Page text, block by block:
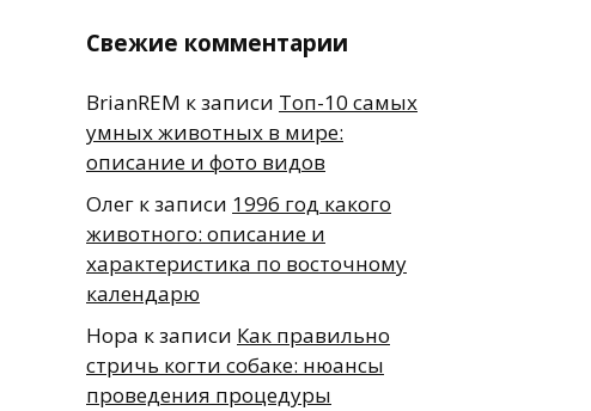
Свежие комментарии
BrianREM к записи Топ-10 самых
умных животных в мире:
описание и фото видов
Олег к записи 1996 год какого
животного: описание и
характеристика по восточному
календарю
Нора к записи Как правильно
стричь когти собаке: нюансы
проведения процедуры